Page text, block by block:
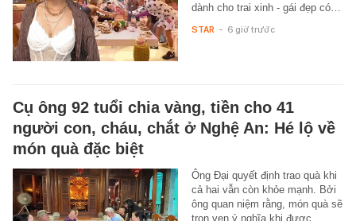
dành cho trai xinh - gái đẹp có…
STAR - 6 giờ trước
Cụ ông 92 tuổi chia vàng, tiền cho 41
người con, cháu, chắt ở Nghệ An: Hé lộ về
món quà đặc biệt
Ông Đại quyết định trao quà khi
cả hai vẫn còn khỏe mạnh. Bởi
ông quan niệm rằng, món quà sẽ
trọn vẹn ý nghĩa khi được